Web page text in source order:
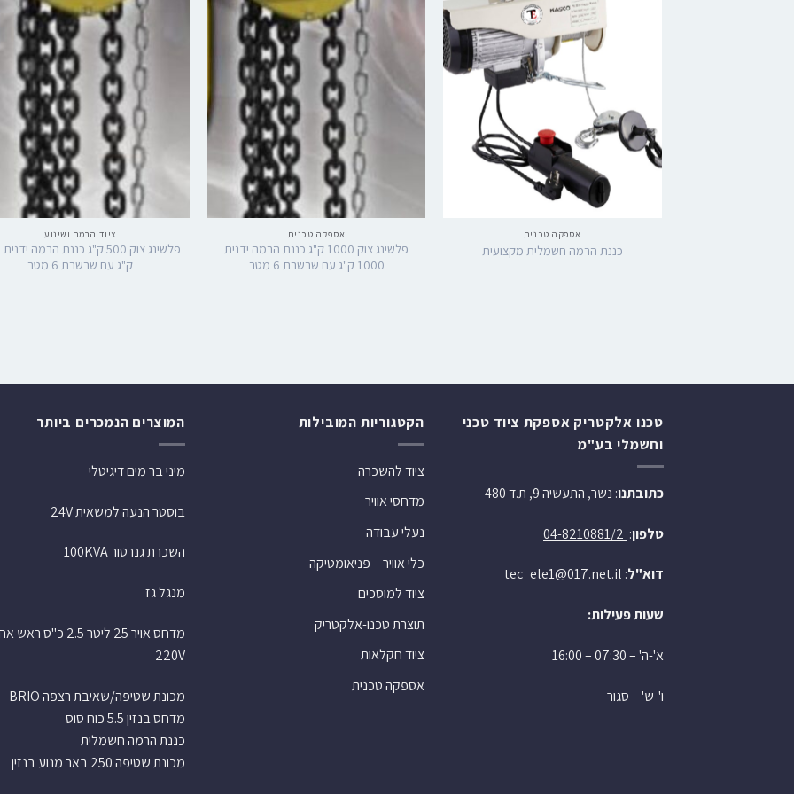
אספקה טכנית
כננת הרמה חשמלית מקצועית
אספקה טכנית
פלשינג צוק 1000 ק"ג כננת הרמה ידנית
1000 ק"ג עם שרשרת 6 מטר
ציוד הרמה ושינוע
ק"ג עם שרשרת 6 מטר
טכנו אלקטריק אספקת ציוד טכני
וחשמלי בע"מ
כתובתנו: נשר, התעשיה 9, ת.ד 480
טלפון:
דוא"ל:
tec_ele1@017.net.il
שעות פעילות:
א'-ה' – 07:30 – 16:00
ו'-ש' – סגור
הקטגוריות המובילות
ציוד להשכרה
מדחסי אוויר
נעלי עבודה
כלי אוויר – פניאומטיקה
ציוד למוסכים
תוצרת טכנו-אלקטריק
ציוד חקלאות
אספקה טכנית
המוצרים הנמכרים ביותר
מיני בר מים דיגיטלי
בוסטר הנעה למשאית 24V
השכרת גנרטור 100KVA
מנגל גז
מדחס אויר 25 ליטר 2.5 כ"ס
220V
מכונת שטיפה/שאיבת רצפה BRIO
מדחס בנזין 5.5 כוח סוס
כננת הרמה חשמלית
מכונת שטיפה 250 באר מנוע בנזין